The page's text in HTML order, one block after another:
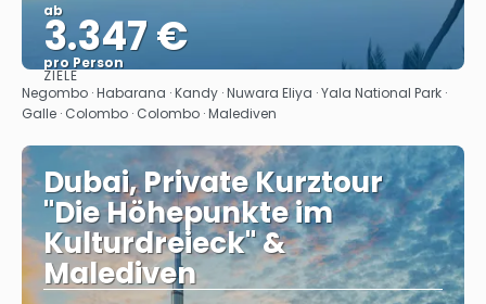
ab
3.347 €
pro Person
Sehen
ZIELE
Negombo · Habarana · Kandy · Nuwara Eliya · Yala National Park ·
Galle · Colombo · Colombo · Malediven
Dubai, Private Kurztour
"Die Höhepunkte im
Kulturdreieck" &
Malediven